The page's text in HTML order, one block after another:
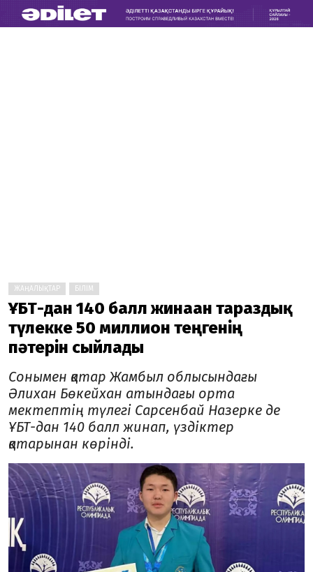
ЖАҢАЛЫҚТАР БІЛІМ
ҰБТ-дан 140 балл жинаған тараздық
түлекке 50 миллион теңгенің
пәтерін сыйлады
Сонымен қатар Жамбыл облысындағы
Әлихан Бөкейхан атындағы орта
мектептің түлегі Сарсенбай Назерке де
ҰБТ-дан 140 балл жинап, үздіктер
қатарынан көрінді.